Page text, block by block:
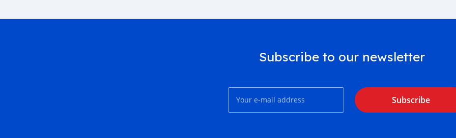
Subscribe to our newsletter
Subscribe